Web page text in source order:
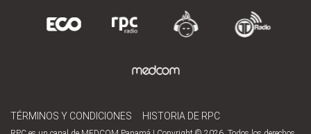
TÉRMINOS Y CONDICIONES HISTORIA DE RPC